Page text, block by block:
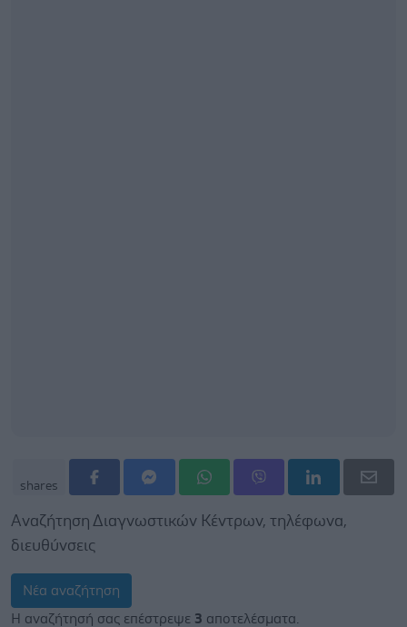
shares
Αναζήτηση Διαγνωστικών Κέντρων, τηλέφωνα,
διευθύνσεις
Νέα αναζήτηση
Η αναζήτησή σας επέστρεψε 3 αποτελέσματα.